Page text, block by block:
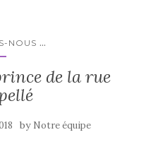
NOUS ...
de la rue
by Notre équipe